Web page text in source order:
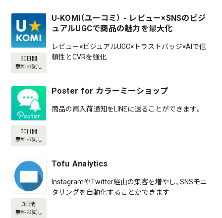
30日間
無料お試し
U-KOMI（ユーコミ） - レビュー×SNSのビジ
ュアルUGCで商品の魅力を最大化
レビュー×ビジュアルUGC×トラストバッジ×AIで信
頼性とCVRを強化
30日間
無料お試し
Poster for カラーミーショップ
商品の再入荷通知をLINEに送ることができます。
3日間
無料お試し
Tofu Analytics
InstagramやTwitter経由の集客を増やし、SNSモニ
タリングを自動化することができます